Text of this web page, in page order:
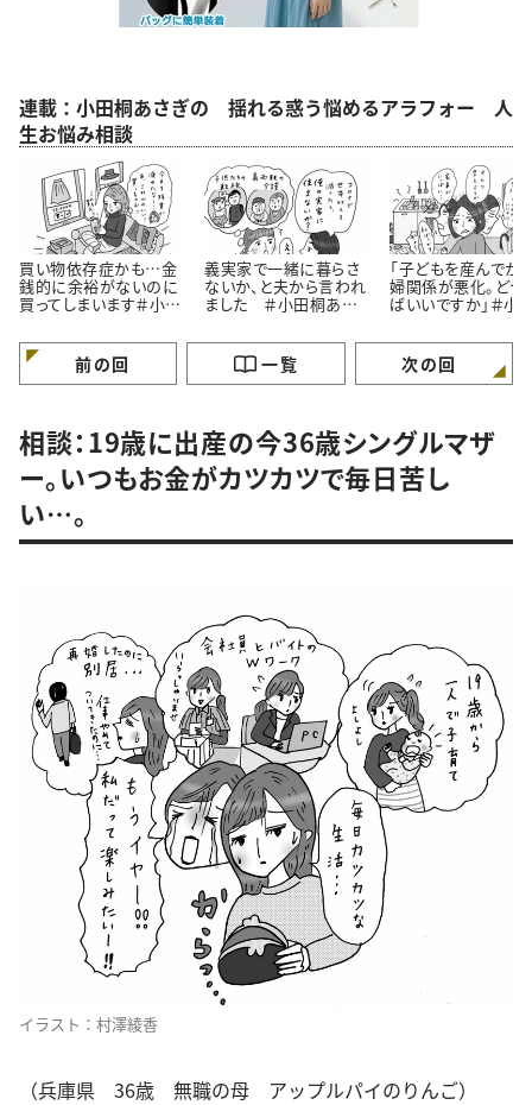
連載：小田桐あさぎの 揺れる惑う悩めるアラフォー 人
生お悩み相談
買い物依存症かも…金
銭的に余裕がないのに
買ってしまいます＃小田
生お悩み相談
義実家で一緒に暮らさ
ないか、と夫から言われ
ました ＃小田桐あさ
み相談
「子どもを産んでか
婦関係が悪化。どう
ばいいですか」＃小
お悩み相談
前の回 一覧 次の回
相談：19歳に出産の今36歳シングルマザ
ー。いつもお金がカツカツで毎日苦し
い…。
イラスト：村澤綾香
（兵庫県 36歳 無職の母 アップルパイのりんご）